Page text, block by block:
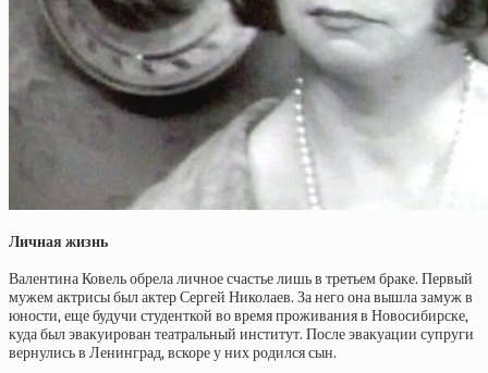
Личная жизнь
Валентина Ковель обрела личное счастье лишь в третьем браке. Первый
мужем актрисы был актер Сергей Николаев. За него она вышла замуж в
юности, еще будучи студенткой во время проживания в Новосибирске,
куда был эвакуирован театральный институт. После эвакуации супруги
вернулись в Ленинград, вскоре у них родился сын.